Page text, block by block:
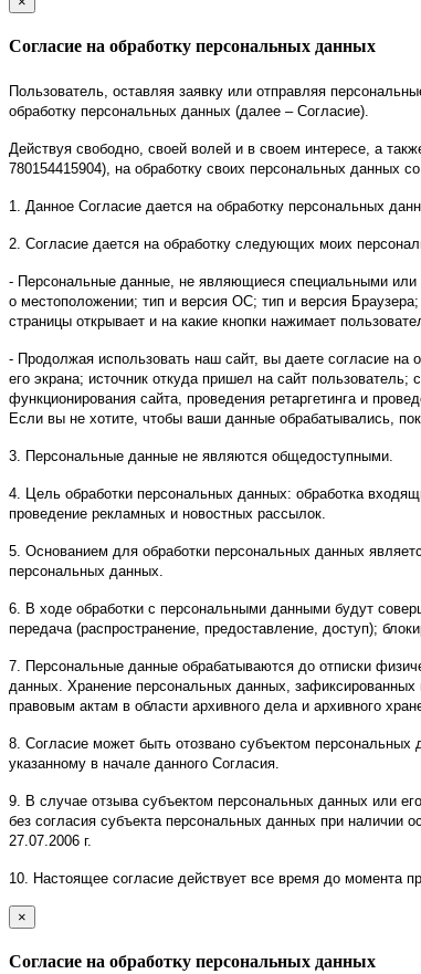
закрыть
Согласие на обработку персональных данных
Пользователь, оставляя заявку или отправляя
обработку персональных данных (далее – Согласие).
Действуя свободно, своей волей и в своем интересе, а
780154415904), на обработку своих персональных данных
1. Данное Согласие дается на обработку персональных
2. Согласие дается на обработку следующих моих
- Персональные данные, не являющиеся специальными или
о местоположении; тип и версия ОС; тип и версия
страницы открывает и на какие кнопки нажимает
- Продолжая использовать наш сайт, вы даете согласие на
его экрана; источник откуда пришел на сайт
функционирования сайта, проведения ретаргетинга и
Если вы не хотите, чтобы ваши данные обрабатывались,
3. Персональные данные не являются общедоступными.
4. Цель обработки персональных данных: обработка
проведение рекламных и новостных рассылок.
5. Основанием для обработки персональных данных
персональных данных.
6. В ходе обработки с персональными данными будут
передача (распространение, предоставление, доступ);
7. Персональные данные обрабатываются до отписки
данных. Хранение персональных данных,
правовым актам в области архивного дела и архивного
8. Согласие может быть отозвано субъектом
указанному в начале данного Согласия.
9. В случае отзыва субъектом персональных данных или
без согласия субъекта персональных данных при наличии
27.07.2006 г.
10. Настоящее согласие действует все время до момента
×
закрыть
Согласие на обработку персональных данных